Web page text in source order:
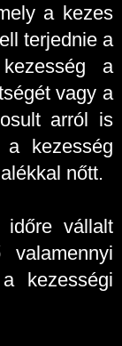
a kezes
terjednie a
a
vagy a
arról is
kezesség
nőtt.
időre vállalt
kezességi